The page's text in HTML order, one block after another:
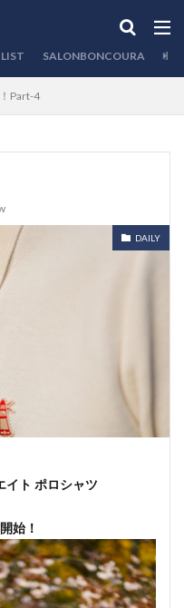
SALONBONCOURA
Part-4
DAILY
イト ポロシャツ
始！